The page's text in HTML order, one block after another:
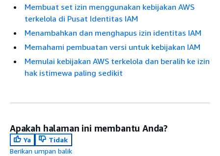
Membuat set izin menggunakan kebijakan AWS
terkelola di Pusat Identitas IAM
Menambahkan dan menghapus izin identitas IAM
Memahami pembuatan versi untuk kebijakan IAM
Memulai kebijakan AWS terkelola dan beralih ke izin
hak istimewa paling sedikit
Apakah halaman ini membantu Anda?
Ya
Tidak
Berikan umpan balik